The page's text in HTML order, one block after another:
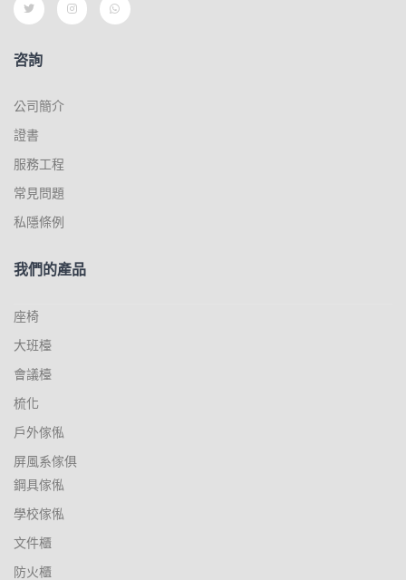
咨詢
公司簡介
證書
服務工程
常見問題
私隱條例
我們的產品
座椅
大班檯
會議檯
梳化
戶外傢俬
屏風系傢俱
鋼具傢俬
學校傢俬
文件櫃
防火櫃